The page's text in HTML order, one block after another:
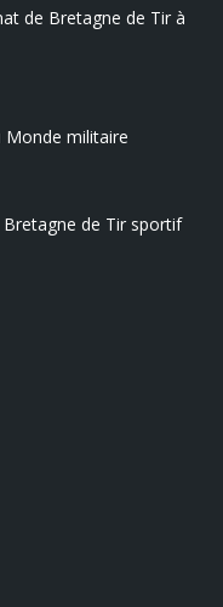
de Bretagne de Tir à
Monde militaire
de Tir sportif